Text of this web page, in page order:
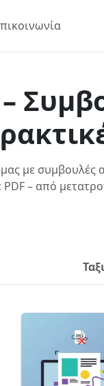
μας με συμβουλές
PDF – από